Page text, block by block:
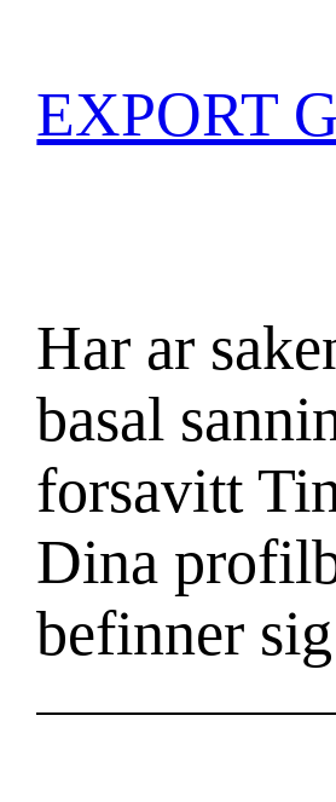
EXPORT
Har ar
basal
forsavitt
Dina
befinner